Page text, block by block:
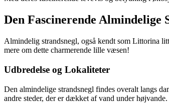
Den Fascinerende Almindelige
Almindelig strandsnegl, også kendt som Littorina
mere om dette charmerende lille væsen!
Udbredelse og Lokaliteter
Den almindelige strandsnegl findes overalt langs
andre steder, der er dækket af vand under højvande.